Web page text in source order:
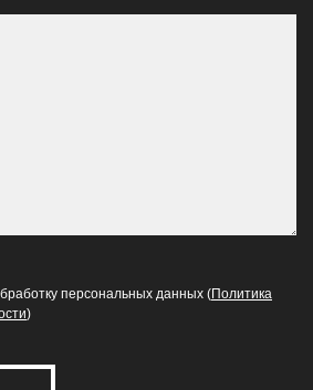
персональных данных (Политика
)